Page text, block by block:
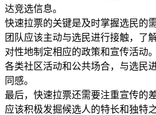
达竞选信息。
快速拉票的关键是及时掌握选民的
团队应该主动与选民进行接触，了
对性地制定相应的政策和宣传活动
各类社区活动和公共场合，与选民
同感。
最后，快速拉票还需要注重宣传的
应该积极发掘候选人的特长和独特